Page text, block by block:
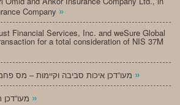
Company »
Financial Services, Inc. and weSure Global
for a total consideration of NIS 37M
»
»